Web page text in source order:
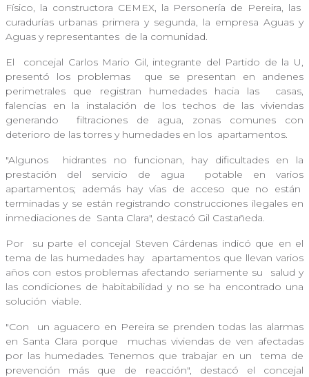
Físico, la constructora CEMEX, la Personería de Pereira, las
curadurías urbanas primera y segunda, la empresa Aguas y
Aguas y representantes de la comunidad.
El
concejal Carlos Mario Gil, integrante del Partido de la U,
presentó los problemas
que se presentan en andenes
perimetrales que registran humedades hacia las
casas,
falencias en la instalación de los techos de las viviendas
generando
filtraciones de agua, zonas comunes con
deterioro de las torres y humedades en los apartamentos.
"Algunos
hidrantes no funcionan, hay dificultades en la
prestación del servicio de agua
potable en varios
apartamentos; además hay vías de acceso que no están
terminadas y se están registrando construcciones ilegales en
inmediaciones de Santa Clara", destacó Gil Castañeda.
Por
su parte el concejal Steven Cárdenas indicó que en el
tema de las humedades hay
apartamentos que llevan varios
años con estos problemas afectando seriamente su
salud y
las condiciones de habitabilidad y no se ha encontrado una
solución viable.
"Con
un aguacero en Pereira se prenden todas las alarmas
en Santa Clara porque
muchas viviendas de ven afectadas
por las humedades. Tenemos que trabajar en un
tema de
prevención más que de reacción", destacó el concejal